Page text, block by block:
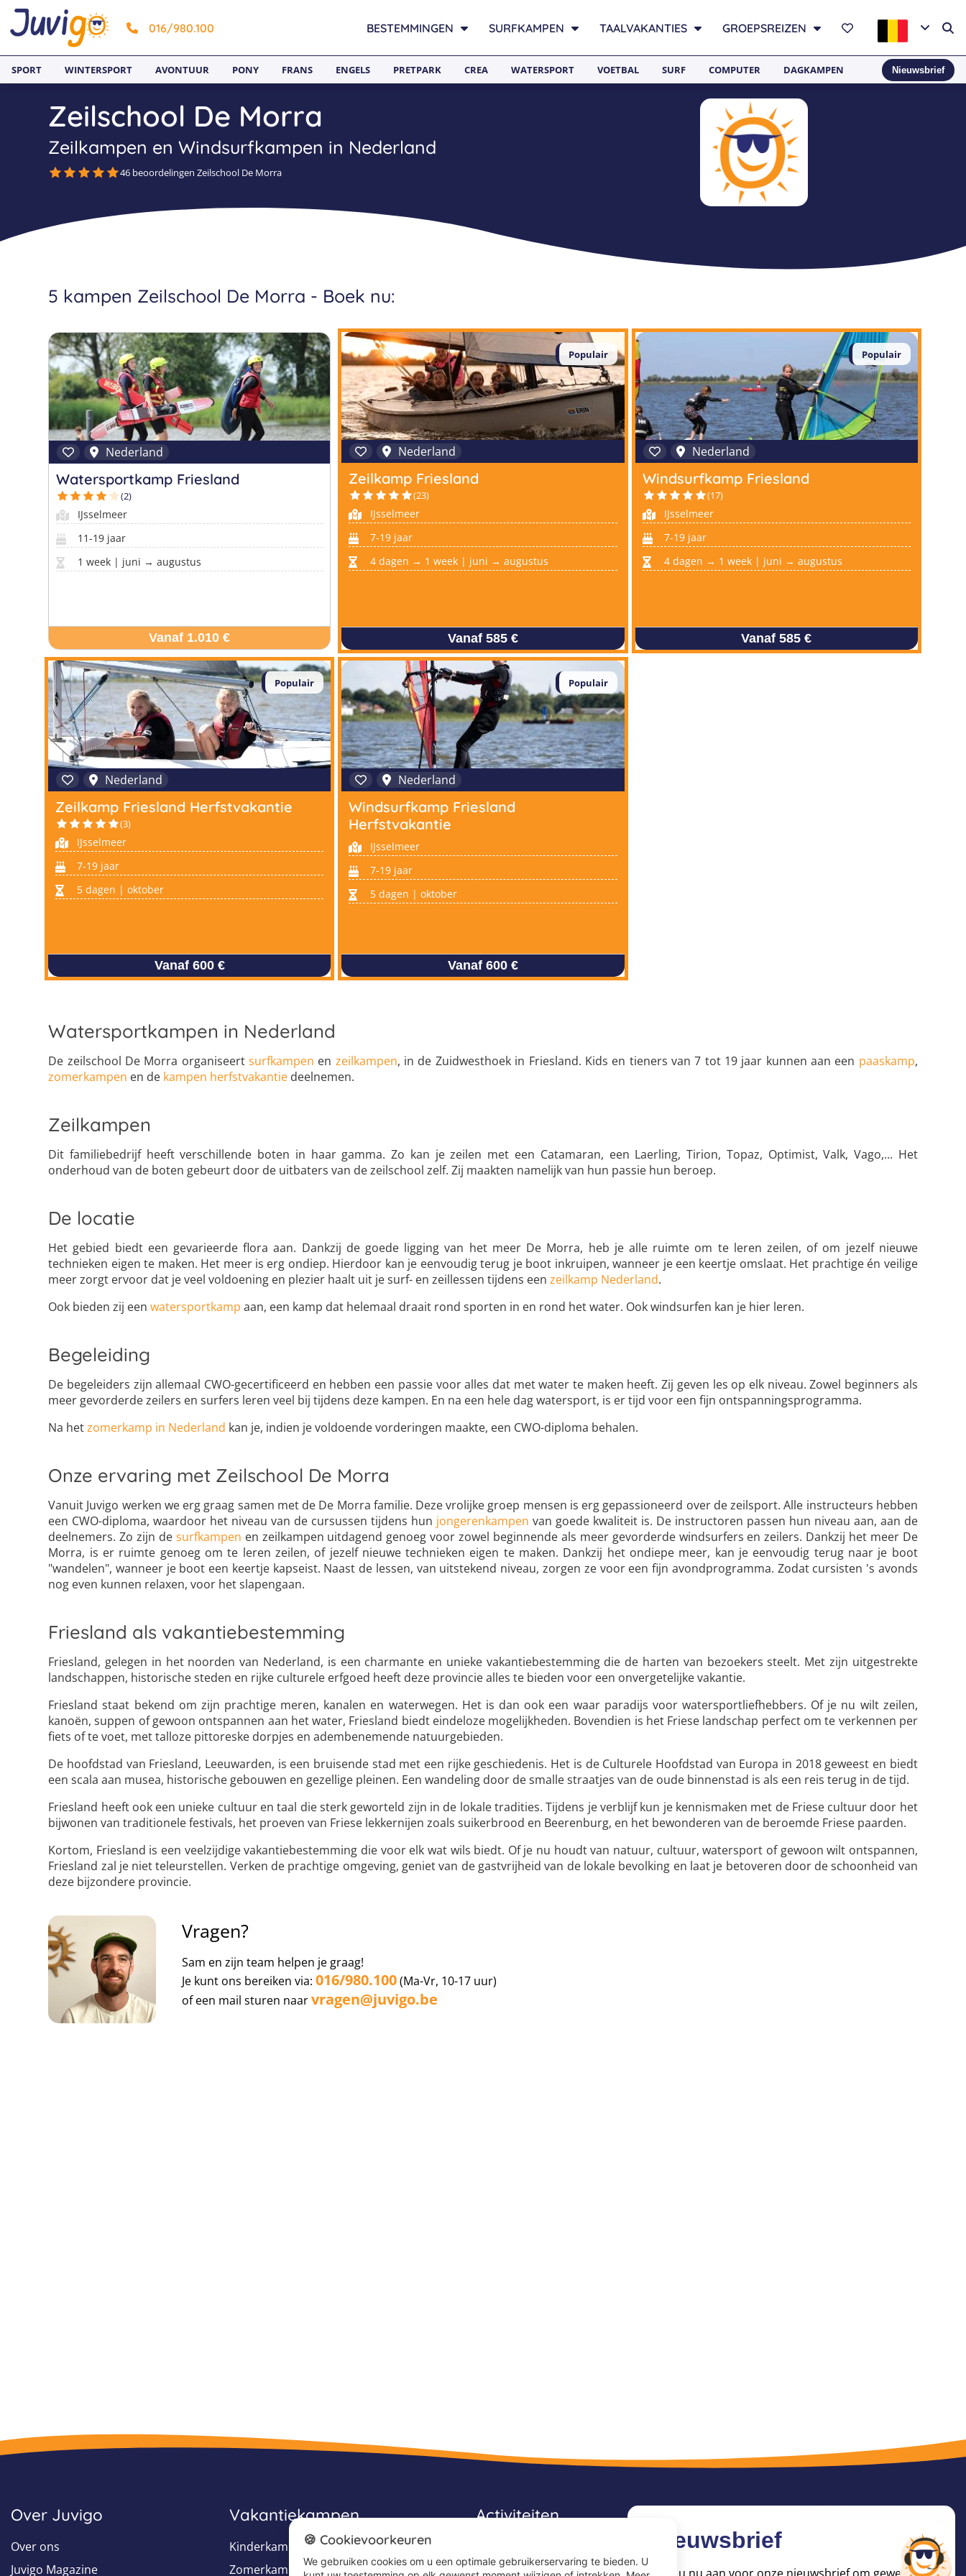
016/980.100 BESTEMMINGEN SURFKAMPEN TAALVAKANTIES GROEPSREIZEN
SPORT WINTERSPORT AVONTUUR PONY FRANS ENGELS PRETPARK CREA WATERSPORT VOETBAL SURF COMPUTER DAGKAMPEN Nieuwsbrief
Zeilschool De Morra
Zeilkampen en Windsurfkampen in Nederland
46 beoordelingen Zeilschool De Morra
5 kampen Zeilschool De Morra - Boek nu:
Nederland
Watersportkamp Friesland
(2)
IJsselmeer
11-19 jaar
1 week | juni → augustus
Vanaf 1.010 €
Populair
Nederland
Zeilkamp Friesland
(23)
IJsselmeer
7-19 jaar
4 dagen → 1 week | juni → augustus
Vanaf 585 €
Populair
Nederland
Windsurfkamp Friesland
(17)
IJsselmeer
7-19 jaar
4 dagen → 1 week | juni → augustus
Vanaf 585 €
Populair
Nederland
Zeilkamp Friesland Herfstvakantie
(3)
IJsselmeer
7-19 jaar
5 dagen | oktober
Vanaf 600 €
Populair
Nederland
Windsurfkamp Friesland
Herfstvakantie
IJsselmeer
7-19 jaar
5 dagen | oktober
Vanaf 600 €
Watersportkampen in Nederland
De zeilschool De Morra organiseert surfkampen en zeilkampen, in de Zuidwesthoek in Friesland. Kids en tieners van 7 tot 19 jaar kunnen aan een paaskamp,
zomerkampen en de kampen herfstvakantie deelnemen.
Zeilkampen
Dit familiebedrijf heeft verschillende boten in haar gamma. Zo kan je zeilen met een Catamaran, een Laerling, Tirion, Topaz, Optimist, Valk, Vago,... Het
onderhoud van de boten gebeurt door de uitbaters van de zeilschool zelf. Zij maakten namelijk van hun passie hun beroep.
De locatie
Het gebied biedt een gevarieerde flora aan. Dankzij de goede ligging van het meer De Morra, heb je alle ruimte om te leren zeilen, of om jezelf nieuwe
technieken eigen te maken. Het meer is erg ondiep. Hierdoor kan je eenvoudig terug je boot inkruipen, wanneer je een keertje omslaat. Het prachtige én veilige
meer zorgt ervoor dat je veel voldoening en plezier haalt uit je surf- en zeillessen tijdens eenzeilkamp Nederland.
Ook bieden zij eenwatersportkamp aan, een kamp dat helemaal draait rond sporten in en rond het water. Ook windsurfen kan je hier leren.
Begeleiding
De begeleiders zijn allemaal CWO-gecertificeerd en hebben een passie voor alles dat met water te maken heeft. Zij geven les op elk niveau. Zowel beginners als
meer gevorderde zeilers en surfers leren veel bij tijdens deze kampen. En na een hele dag watersport, is er tijd voor een fijn ontspanningsprogramma.
Na hetzomerkamp in Nederland kan je, indien je voldoende vorderingen maakte, een CWO-diploma behalen.
Onze ervaring met Zeilschool De Morra
Vanuit Juvigo werken we erg graag samen met de De Morra familie. Deze vrolijke groep mensen is erg gepassioneerd over de zeilsport. Alle instructeurs hebben
een CWO-diploma, waardoor het niveau van de cursussen tijdens hun jongerenkampen van goede kwaliteit is. De instructoren passen hun niveau aan, aan de
deelnemers. Zo zijn de surfkampen en zeilkampen uitdagend genoeg voor zowel beginnende als meer gevorderde windsurfers en zeilers. Dankzij het meer De
Morra, is er ruimte genoeg om te leren zeilen, of jezelf nieuwe technieken eigen te maken. Dankzij het ondiepe meer, kan je eenvoudig terug naar je boot
"wandelen", wanneer je boot een keertje kapseist. Naast de lessen, van uitstekend niveau, zorgen ze voor een fijn avondprogramma. Zodat cursisten 's avonds
nog even kunnen relaxen, voor het slapengaan.
Friesland als vakantiebestemming
Friesland, gelegen in het noorden van Nederland, is een charmante en unieke vakantiebestemming die de harten van bezoekers steelt. Met zijn uitgestrekte
landschappen, historische steden en rijke culturele erfgoed heeft deze provincie alles te bieden voor een onvergetelijke vakantie.
Friesland staat bekend om zijn prachtige meren, kanalen en waterwegen. Het is dan ook een waar paradijs voor watersportliefhebbers. Of je nu wilt zeilen,
kanoën, suppen of gewoon ontspannen aan het water, Friesland biedt eindeloze mogelijkheden. Bovendien is het Friese landschap perfect om te verkennen per
fiets of te voet, met talloze pittoreske dorpjes en adembenemende natuurgebieden.
De hoofdstad van Friesland, Leeuwarden, is een bruisende stad met een rijke geschiedenis. Het is de Culturele Hoofdstad van Europa in 2018 geweest en biedt
een scala aan musea, historische gebouwen en gezellige pleinen. Een wandeling door de smalle straatjes van de oude binnenstad is als een reis terug in de tijd.
Friesland heeft ook een unieke cultuur en taal die sterk geworteld zijn in de lokale tradities. Tijdens je verblijf kun je kennismaken met de Friese cultuur door het
bijwonen van traditionele festivals, het proeven van Friese lekkernijen zoals suikerbrood en Beerenburg, en het bewonderen van de beroemde Friese paarden.
Kortom, Friesland is een veelzijdige vakantiebestemming die voor elk wat wils biedt. Of je nu houdt van natuur, cultuur, watersport of gewoon wilt ontspannen,
Friesland zal je niet teleurstellen. Verken de prachtige omgeving, geniet van de gastvrijheid van de lokale bevolking en laat je betoveren door de schoonheid van
deze bijzondere provincie.
Vragen?
Sam en zijn team helpen je graag!
Je kunt ons bereiken via:016/980.100(Ma-Vr, 10-17 uur)
of een mail sturen naarvragen@juvigo.be
Over Juvigo
Over ons
Juvigo Magazine
Vakantiekampen
Kinderkampen
Zomerkampen
Activiteiten
Game kampen
Nieuwsbrief
🍪 Cookievoorkeuren
We gebruiken cookies om u een optimale gebruikerservaring te bieden. U